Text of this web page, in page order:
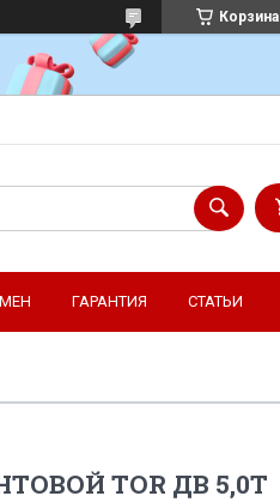
Корзина
ГАРАНТИЯ СТАТЬИ
TOR ДВ 5,0T